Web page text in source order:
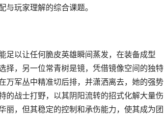
玩家理解的综合课题。
足以让任何脆皮英雄瞬间蒸发，在装备成型
择，另一位常青树是镜，凭借镜像空间的独特
万军丛中精准切后排，并潇洒离去，她的强势
的战士打野，以其阴阳流转的招式化解大量伤
丽，但其稳定的控制和承伤能力，使其成为团